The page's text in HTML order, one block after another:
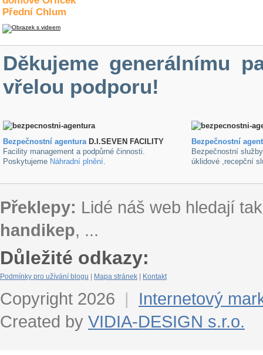
Přední Chlum
Děkujeme generálnímu
vřelou podporu!
Bezpečnostní agenturaD.I.SEVEN FACILITY
Facility management a podpůrné činnosti.
Poskytujeme Náhradní plnění.
Bezpečnostní
Bezpečnostní
úklidové ,recepční
Překlepy: Lidé náš web hledají
handikep, ...
Důležité odkazy:
Podmínky pro užívání blogu Mapa stránek Kontakt
Copyright 2026 |
Internetový
Created by VIDIA-DESIGN s.r.o.